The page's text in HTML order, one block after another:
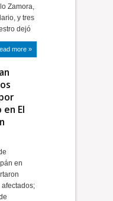
Zamora,
y tres
dejó
more »
en El
en